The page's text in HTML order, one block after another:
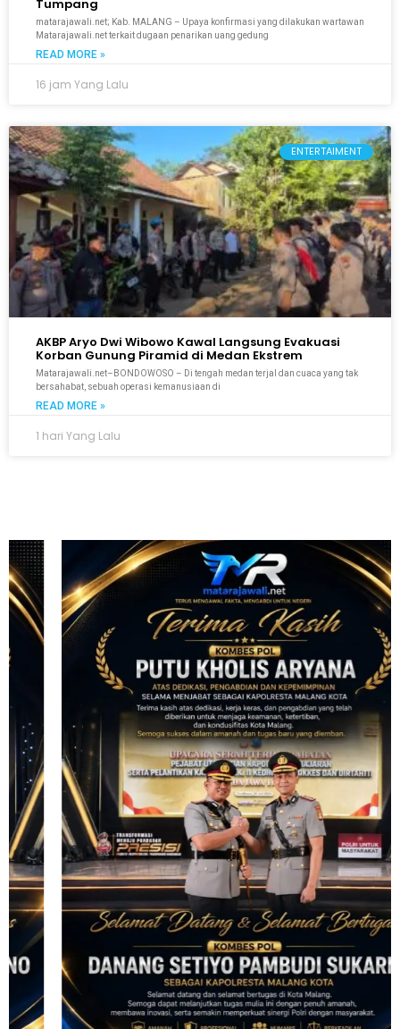
Tumpang
matarajawali.net; Kab. MALANG – Upaya konfirmasi yang dilakukan wartawan
Matarajawali.net terkait dugaan penarikan uang gedung
READ MORE »
16 jam Yang Lalu
ENTERTAIMENT
AKBP Aryo Dwi Wibowo Kawal Langsung Evakuasi
Korban Gunung Piramid di Medan Ekstrem
Matarajawali.net–BONDOWOSO – Di tengah medan terjal dan cuaca yang tak
bersahabat, sebuah operasi kemanusiaan di
READ MORE »
1 hari Yang Lalu